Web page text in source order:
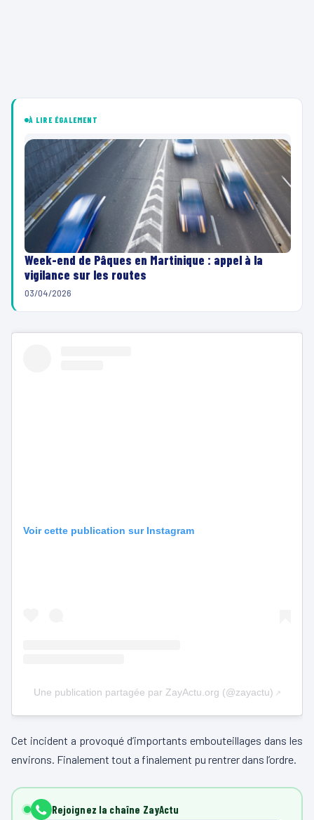
À LIRE ÉGALEMENT
Week-end de Pâques en Martinique : appel à la
vigilance sur les routes
03/04/2026
Voir cette publication sur Instagram
Une publication partagée par ZayActu.org (@zayactu)
Cet incident a provoqué d’importants embouteillages dans les
environs. Finalement tout a finalement pu rentrer dans l’ordre.
Rejoignez la chaîne ZayActu